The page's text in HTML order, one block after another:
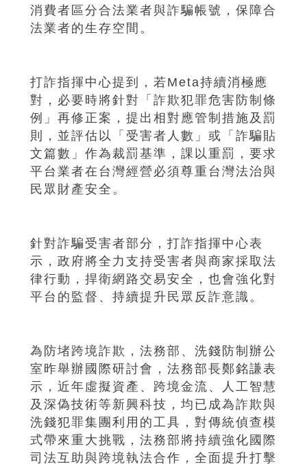
消費者區分合法業者與詐騙帳號，保障合
法業者的生存空間。
打詐指揮中心提到，若Meta持續消極應
對，必要時將針對「詐欺犯罪危害防制條
例」再修正案，提出相對應管制措施及罰
則，並評估以「受害者人數」或「詐騙貼
文篇數」作為裁罰基準，課以重罰，要求
平台業者在台灣經營必須尊重台灣法治與
民眾財產安全。
針對詐騙受害者部分，打詐指揮中心表
示，政府將全力支持受害者與商家採取法
律行動，捍衛網路交易安全，也會強化對
平台的監督、持續提升民眾反詐意識。
為防堵跨境詐欺，法務部、洗錢防制辦公
室昨舉辦國際研討會，法務部長鄭銘謙表
示，近年虛擬資產、跨境金流、人工智慧
及深偽技術等新興科技，均已成為詐欺與
洗錢犯罪集團利用的工具，對傳統偵查模
式帶來重大挑戰，法務部將持續強化國際
司法互助與跨境執法合作，全面提升打擊